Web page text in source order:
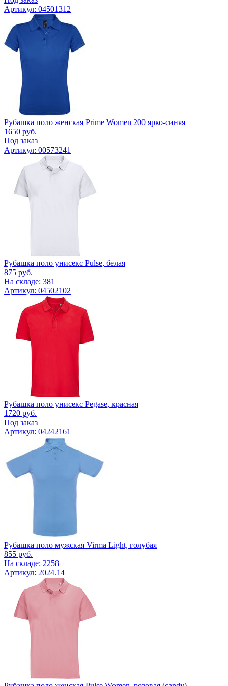
Артикул: 04501312
Рубашка поло женская Prime Women 200 ярко-синяя
1650 руб.
Под заказ
Артикул: 00573241
Рубашка поло унисекс Pulse, белая
875 руб.
На складе: 381
Артикул: 04502102
Рубашка поло унисекс Pegase, красная
1720 руб.
Под заказ
Артикул: 04242161
Рубашка поло мужская Virma Light, голубая
855 руб.
На складе: 2258
Артикул: 2024.14